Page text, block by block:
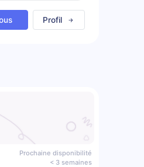
Profil
Prochaine disponibilité
< 3 semaines